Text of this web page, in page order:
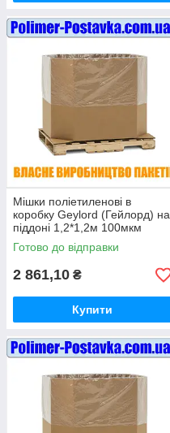
Мішки поліетиленові в
коробку Geylord (Гейлорд) на
піддоні 1,2*1,2м 100мкм
висотою 1 метр (ВТОРИННІ)
10шт
Готово до відправки
2 861,10 ₴
Купити